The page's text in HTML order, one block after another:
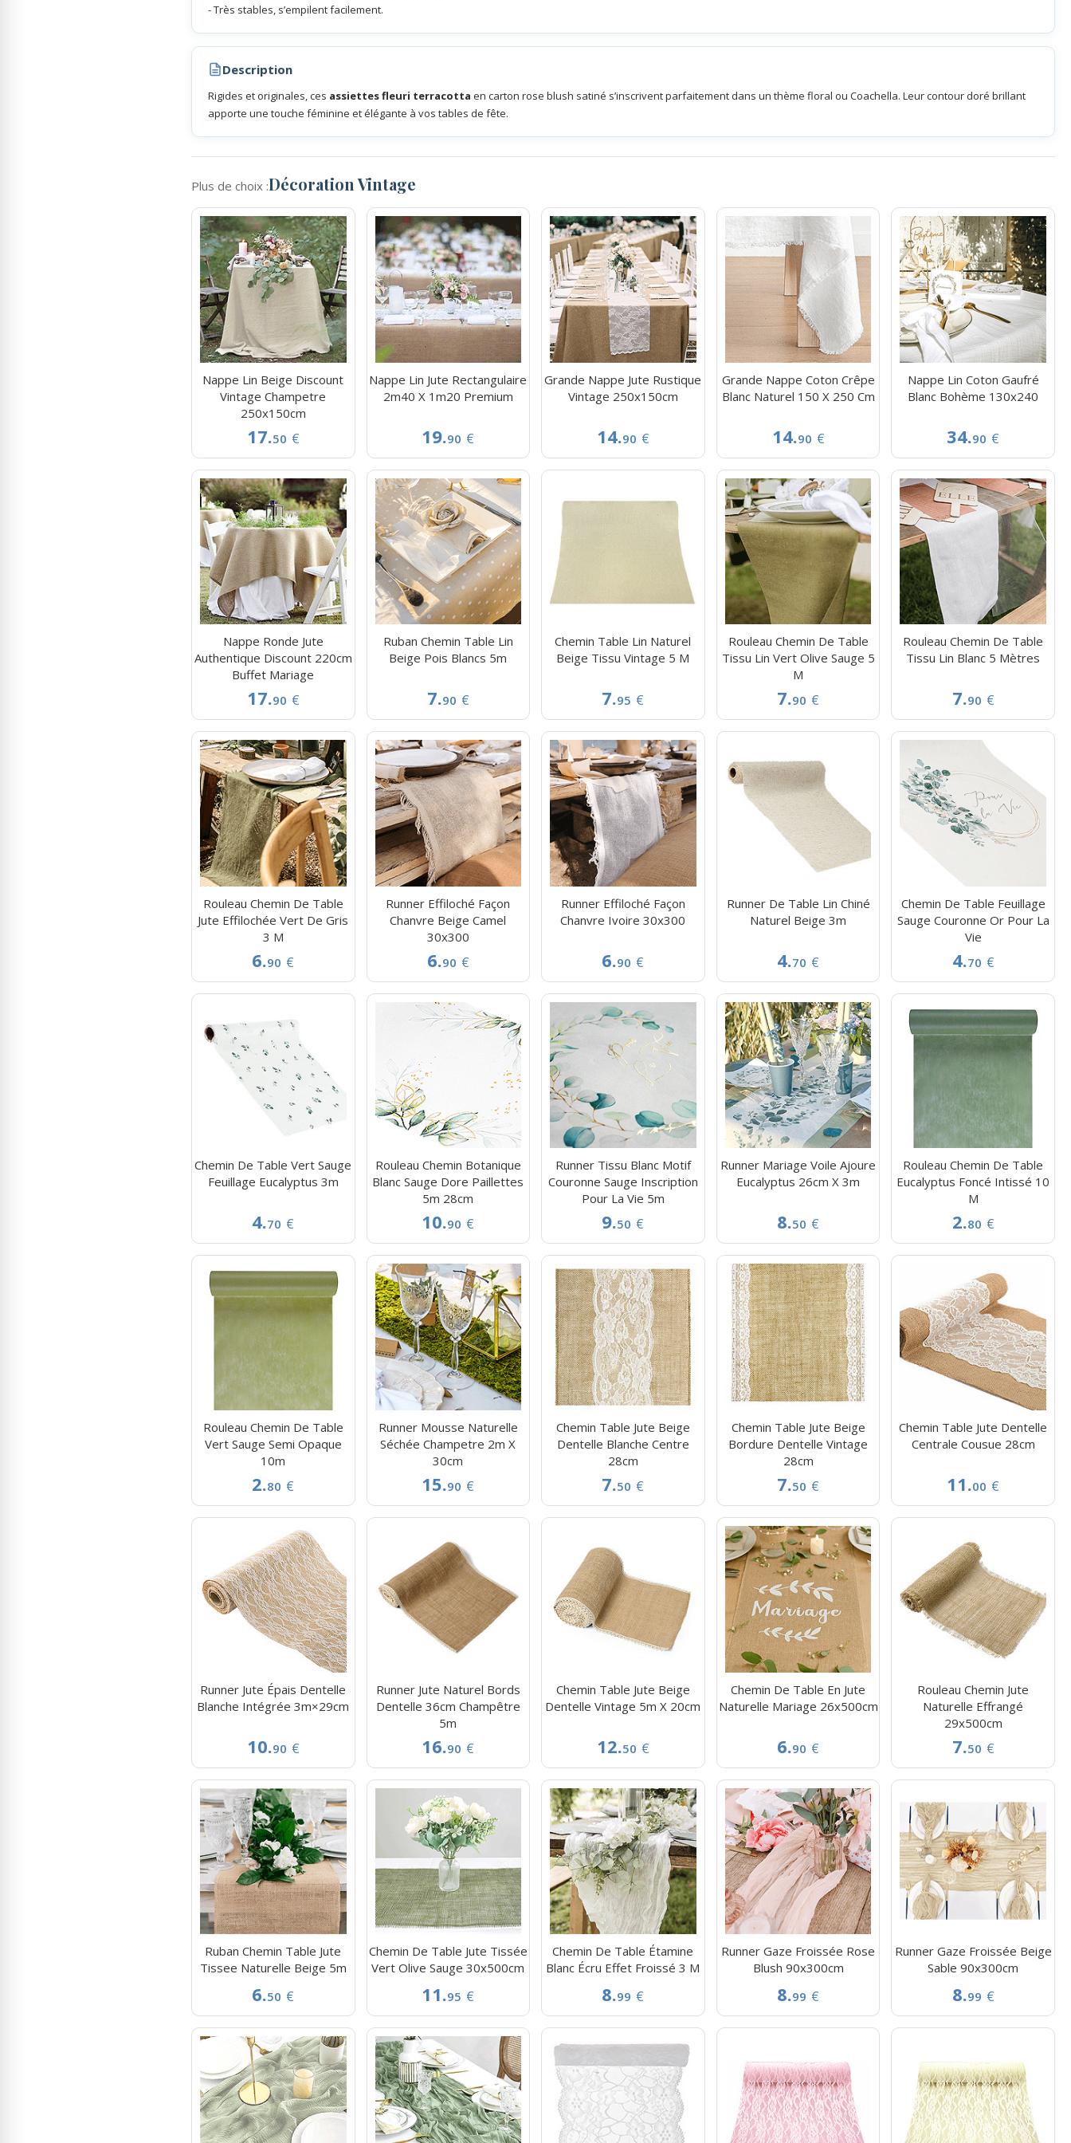
- Très stables, s’empilent facilement.
Description
Rigides et originales, ces assiettes fleuri terracotta en carton rose blush satiné s’inscrivent parfaitement dans un thème floral ou Coachella. Leur contour doré brillant
apporte une touche féminine et élégante à vos tables de fête.
Plus de choix :Décoration Vintage
Nappe Lin Beige Discount
Vintage Champetre
250x150cm
17.50 €
Nappe Lin Jute Rectangulaire
2m40 X 1m20 Premium
19.90 €
Grande Nappe Jute Rustique
Vintage 250x150cm
14.90 €
Grande Nappe Coton Crêpe
Blanc Naturel 150 X 250 Cm
14.90 €
Nappe Lin Coton Gaufré
Blanc Bohème 130x240
34.90 €
Nappe Ronde Jute
Authentique Discount 220cm
Buffet Mariage
17.90 €
Ruban Chemin Table Lin
Beige Pois Blancs 5m
7.90 €
Chemin Table Lin Naturel
Beige Tissu Vintage 5 M
7.95 €
Rouleau Chemin De Table
Tissu Lin Vert Olive Sauge 5
M
7.90 €
Rouleau Chemin De Table
Tissu Lin Blanc 5 Mètres
7.90 €
Rouleau Chemin De Table
Jute Effilochée Vert De Gris
3 M
6.90 €
Runner Effiloché Façon
Chanvre Beige Camel
30x300
6.90 €
Runner Effiloché Façon
Chanvre Ivoire 30x300
6.90 €
Runner De Table Lin Chiné
Naturel Beige 3m
4.70 €
Chemin De Table Feuillage
Sauge Couronne Or Pour La
Vie
4.70 €
Chemin De Table Vert Sauge
Feuillage Eucalyptus 3m
4.70 €
Rouleau Chemin Botanique
Blanc Sauge Dore Paillettes
5m 28cm
10.90 €
Runner Tissu Blanc Motif
Couronne Sauge Inscription
Pour La Vie 5m
9.50 €
Runner Mariage Voile Ajoure
Eucalyptus 26cm X 3m
8.50 €
Rouleau Chemin De Table
Eucalyptus Foncé Intissé 10
M
2.80 €
Rouleau Chemin De Table
Vert Sauge Semi Opaque
10m
2.80 €
Runner Mousse Naturelle
Séchée Champetre 2m X
30cm
15.90 €
Chemin Table Jute Beige
Dentelle Blanche Centre
28cm
7.50 €
Chemin Table Jute Beige
Bordure Dentelle Vintage
28cm
7.50 €
Chemin Table Jute Dentelle
Centrale Cousue 28cm
11.00 €
Runner Jute Épais Dentelle
Blanche Intégrée 3m×29cm
10.90 €
Runner Jute Naturel Bords
Dentelle 36cm Champêtre
5m
16.90 €
Chemin Table Jute Beige
Dentelle Vintage 5m X 20cm
12.50 €
Chemin De Table En Jute
Naturelle Mariage 26x500cm
6.90 €
Rouleau Chemin Jute
Naturelle Effrangé
29x500cm
7.50 €
Ruban Chemin Table Jute
Tissee Naturelle Beige 5m
6.50 €
Chemin De Table Jute Tissée
Vert Olive Sauge 30x500cm
11.95 €
Chemin De Table Étamine
Blanc Écru Effet Froissé 3 M
8.99 €
Runner Gaze Froissée Rose
Blush 90x300cm
8.99 €
Runner Gaze Froissée Beige
Sable 90x300cm
8.99 €